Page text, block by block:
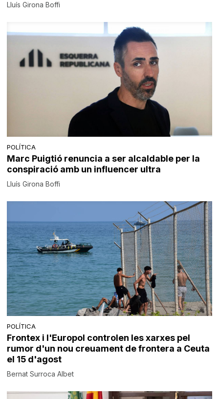
Lluís Girona Boffi
POLÍTICA
Marc Puigtió renuncia a ser alcaldable per la
conspiració amb un influencer ultra
Lluís Girona Boffi
POLÍTICA
Frontex i l'Europol controlen les xarxes pel
rumor d'un nou creuament de frontera a Ceuta
el 15 d'agost
Bernat Surroca Albet